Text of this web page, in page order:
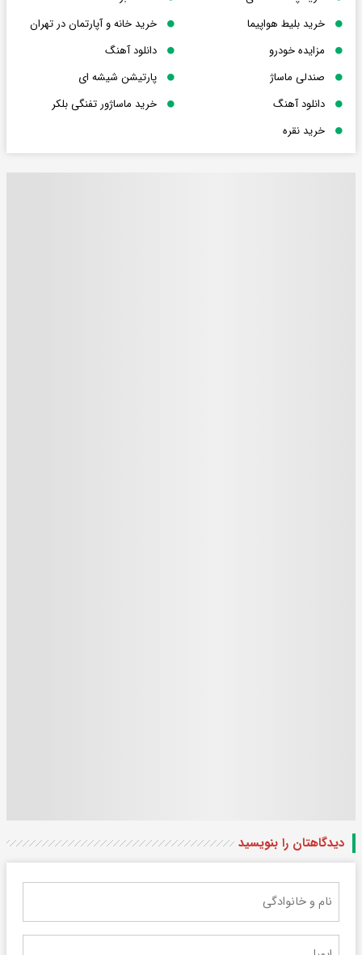
خرید بلیط هواپیما
خرید خانه و آپارتمان در تهران
مزایده خودرو
دانلود آهنگ
صندلی ماساژ
پارتیشن شیشه ای
دانلود آهنگ
خرید ماساژور تفنگی بلکر
خرید نقره
دیدگاهتان را بنویسید